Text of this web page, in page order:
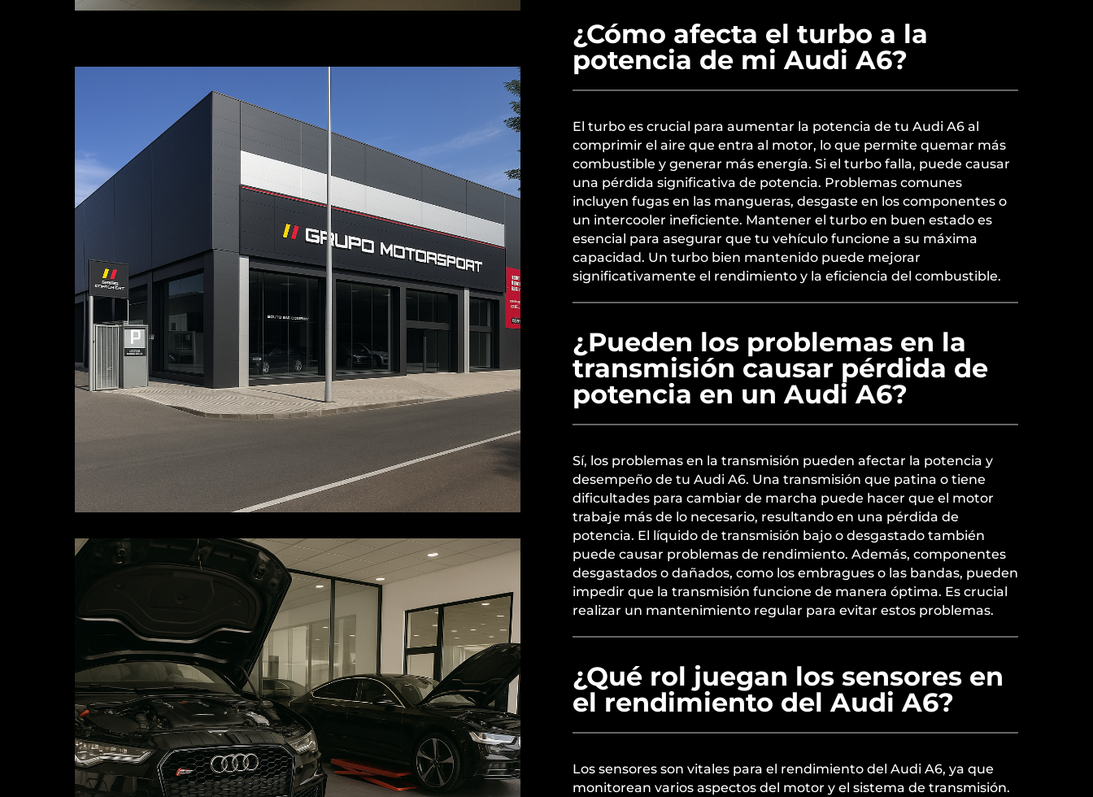
¿Cómo afecta el turbo a la
potencia de mi Audi A6?
El turbo es crucial para aumentar la potencia de tu Audi A6 al
comprimir el aire que entra al motor, lo que permite quemar más
combustible y generar más energía. Si el turbo falla, puede causar
una pérdida significativa de potencia. Problemas comunes
incluyen fugas en las mangueras, desgaste en los componentes o
un intercooler ineficiente. Mantener el turbo en buen estado es
esencial para asegurar que tu vehículo funcione a su máxima
capacidad. Un turbo bien mantenido puede mejorar
significativamente el rendimiento y la eficiencia del combustible.
¿Pueden los problemas en la
transmisión causar pérdida de
potencia en un Audi A6?
Sí, los problemas en la transmisión pueden afectar la potencia y
desempeño de tu Audi A6. Una transmisión que patina o tiene
dificultades para cambiar de marcha puede hacer que el motor
trabaje más de lo necesario, resultando en una pérdida de
potencia. El líquido de transmisión bajo o desgastado también
puede causar problemas de rendimiento. Además, componentes
desgastados o dañados, como los embragues o las bandas, pueden
impedir que la transmisión funcione de manera óptima. Es crucial
realizar un mantenimiento regular para evitar estos problemas.
¿Qué rol juegan los sensores en
el rendimiento del Audi A6?
Los sensores son vitales para el rendimiento del Audi A6, ya que
monitorean varios aspectos del motor y el sistema de transmisión.